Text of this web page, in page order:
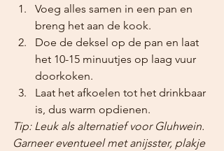
Voeg alles samen in een pan en
breng het aan de kook.
Doe de deksel op de pan en laat
het 10-15 minuutjes op laag vuur
doorkoken.
Laat het afkoelen tot het drinkbaar
is, dus warm opdienen.
Tip: Leuk als alternatief voor Gluhwein.
Garneer eventueel met anijsster, plakje